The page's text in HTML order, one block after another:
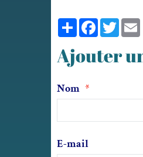
PartagerFacebook
Ajouter
Nom
E-mail